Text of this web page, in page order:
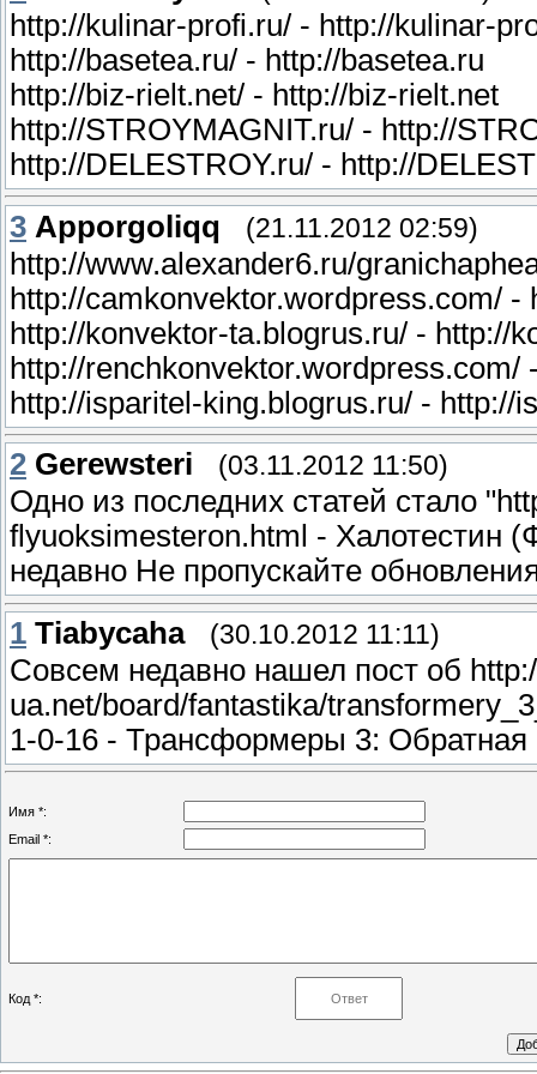
http://kulinar-profi.ru/ - http://kulinar-
http://basetea.ru/ - http://basetea.ru
http://biz-rielt.net/ - http://biz-rielt.net
http://STROYMAGNIT.ru/ - http://
http://DELESTROY.ru/ - http://
3 Apporgoliqq (21.11.2012 02:59)
http://www.alexander6.ru/
http://camkonvektor.wordpress.com/
http://konvektor-ta.blogrus.ru/ - http://
http://
http://isparitel-king.blogrus.ru/ - http://
2 Gerewsteri (03.11.2012 11:50)
Одно из последних статей стало
flyuoksimesteron.html - Халотестин
недавно Не пропускайте
1 Tiabycaha (30.10.2012 11:11)
Совсем недавно нашел пост об
ua.net/board/fantastika/
1-0-16 - Трансформеры 3:
Имя *:
Email *:
Код *: